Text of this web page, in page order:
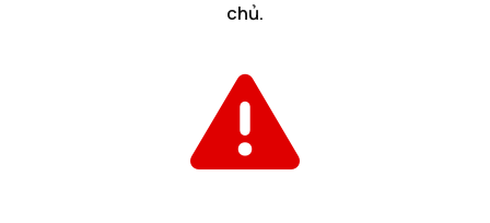
chủ.